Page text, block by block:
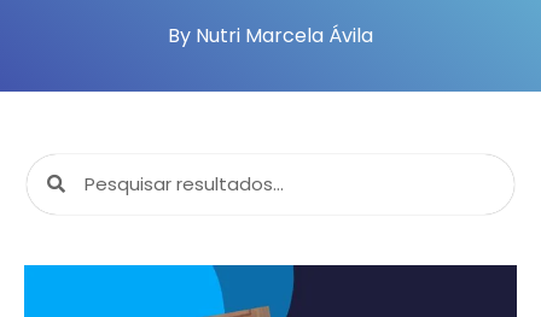
By Nutri Marcela Ávila